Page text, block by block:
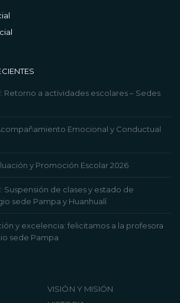
Retorno a actividades escolares – Sedes
Emocional y Conductual
y Promoción Escolar 2026
de clases y estado de
sede Pampa y Huanhualí
y excelencia: felicitamos a la profesora
sede Pampa
VISIÓN Y MISIÓN